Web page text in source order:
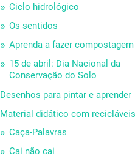
Ciclo hidrológico
Os sentidos
Aprenda a fazer compostagem
15 de abril: Dia Nacional da
Conservação do Solo
Desenhos para pintar e aprender
Material didático com recicláveis
Caça-Palavras
Cai não cai